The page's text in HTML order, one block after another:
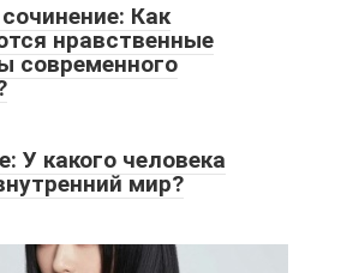
Как
нравственные
современного
У какого человека
мир?